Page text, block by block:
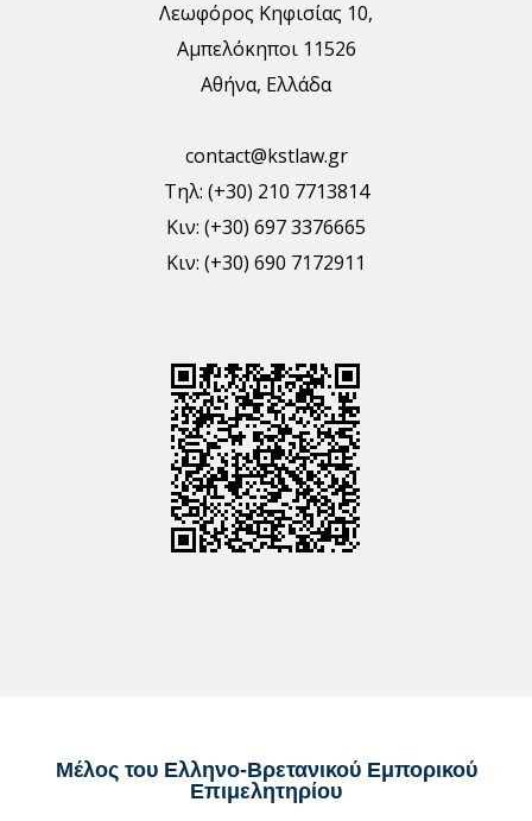
Λεωφόρος Κηφισίας 10,
Αμπελόκηποι 11526
Αθήνα, Ελλάδα
contact@kstlaw.gr
Τηλ: (+30) 210 7713814
Κιν: (+30) 697 3376665
Κιν: (+30) 690 7172911
Μέλος του Ελληνο-Βρετανικού Εμπορικού
Επιμελητηρίου